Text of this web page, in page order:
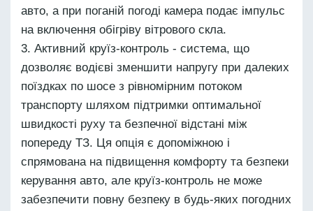
авто, а при поганій погоді камера подає імпульс
на включення обігріву вітрового скла.
Активний круїз-контроль - система, що
дозволяє водієві зменшити напругу при далеких
поїздках по шосе з рівномірним потоком
транспорту шляхом підтримки оптимальної
швидкості руху та безпечної відстані між
попереду ТЗ. Ця опція є допоміжною і
спрямована на підвищення комфорту та безпеки
керування авто, але круїз-контроль не може
забезпечити повну безпеку в будь-яких погодних